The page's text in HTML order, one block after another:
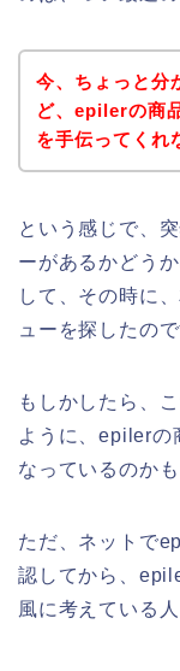
今、ちょっと分
ど、epilerの商
を手伝ってくれ
という感じで、
ーがあるかどう
して、その時に
ューを探したの
もしかしたら、
ように、epilerの
なっているのかも
ただ、ネットで
認してから、
風に考えている